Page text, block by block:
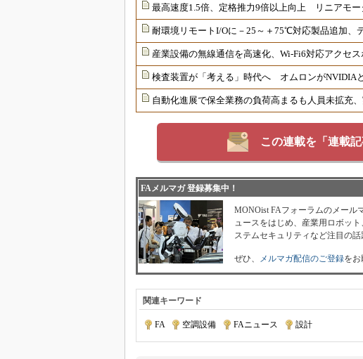
最高速度1.5倍、定格推力9倍以上向上 リニアモー
耐環境リモートI/Oに－25～＋75℃対応製品追加、
産業設備の無線通信を高速化、Wi-Fi6対応アクセ
検査装置が「考える」時代へ オムロンがNVIDIA
自動化進展で保全業務の負荷高まるも人員未拡充
この連載を「連載
FAメルマガ 登録募集中！
MONOist FAフォーラムのメール
ュースをはじめ、産業用ロボッ
ステムセキュリティなど注目の
ぜひ、 メルマガ配信のご登録をお
関連キーワード
FA| 空調設備 FAニュース 設計